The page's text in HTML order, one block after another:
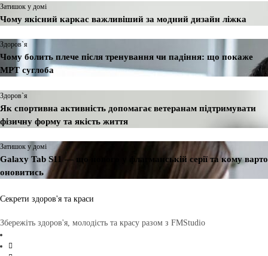
Затишок у домі
Чому якісний каркас важливіший за модний дизайн ліжка
Здоров`я
Чому болить плече після тренування чи падіння: що покаже
МРТ суглоба
Здоров`я
Як спортивна активність допомагає ветеранам підтримувати
фізичну форму та якість життя
Затишок у домі
Galaxy Tab S11 — що нового у флагманській серії та кому варто
оновитись
Секрети здоров'я та краси
Збережіть здоров'я, молодість та красу разом з FMStudio